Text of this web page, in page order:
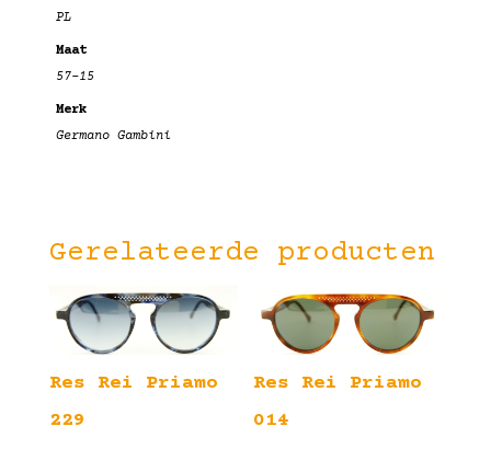
PL
Maat
57-15
Merk
Germano Gambini
Gerelateerde producten
Res Rei Priamo
229
Res Rei Priamo
014